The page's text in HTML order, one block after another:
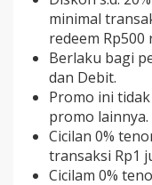
minimal
redeem Rp500
Berlaku bagi
dan Debit.
Promo ini
promo lainnya.
Cicilan 0%
transaksi Rp1
Cicilam 0%